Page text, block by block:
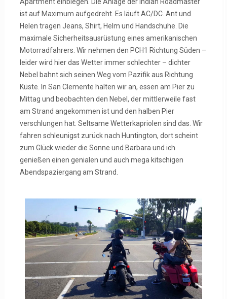
Apartment einbiegen. Die Anlage der Indian Roadmaster
ist auf Maximum aufgedreht. Es läuft AC/DC. Ant und
Helen tragen Jeans, Shirt, Helm und Handschuhe. Die
maximale Sicherheitsausrüstung eines amerikanischen
Motorradfahrers. Wir nehmen den PCH1 Richtung Süden –
leider wird hier das Wetter immer schlechter – dichter
Nebel bahnt sich seinen Weg vom Pazifik aus Richtung
Küste. In San Clemente halten wir an, essen am Pier zu
Mittag und beobachten den Nebel, der mittlerweile fast
am Strand angekommen ist und den halben Pier
verschlungen hat. Seltsame Wetterkapriolen sind das. Wir
fahren schleunigst zurück nach Huntington, dort scheint
zum Glück wieder die Sonne und Barbara und ich
genießen einen genialen und auch mega kitschigen
Abendspaziergang am Strand.